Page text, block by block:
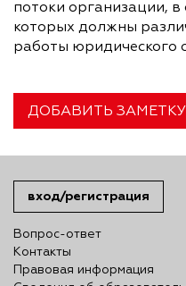
потоки организации, в
которых должны
работы юридического
ДОБАВИТЬ ЗАМЕТКУ
вход/регистрация
Вопрос-ответ
Контакты
Правовая информация